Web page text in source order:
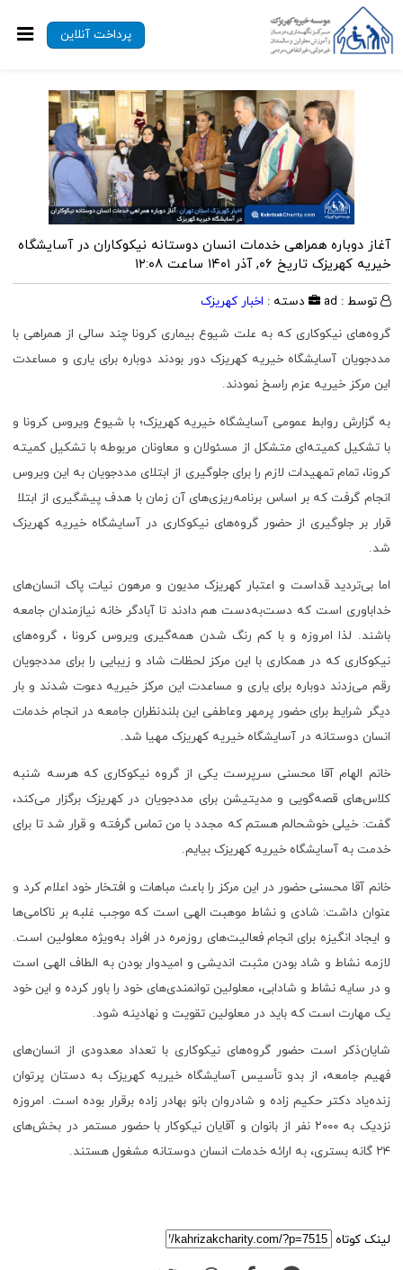
پرداخت آنلاین
آغاز دوباره همراهی خدمات انسان دوستانه نیکوکاران در آسایشگاه
خیریه کهریزکتاریخ ۰۶, آذر ۱۴۰۱ ساعت ۱۲:۰۸
توسط : ad دسته : اخبار کهریزک
گروه‌های نیکوکاری که به علت شیوع بیماری کرونا چند سالی از همراهی با
مددجویان آسایشگاه خیریه کهریزک دور بودند دوباره برای یاری و مساعدت
این مرکز خیریه عزم راسخ نمودند.
به گزارش روابط عمومی آسایشگاه خیریه کهریزک؛ با شیوع ویروس کرونا و
با تشکیل کمیته‌ای متشکل از مسئولان و معاونان مربوطه با تشکیل کمیته
کرونا، تمام تمهیدات لازم را برای جلوگیری از ابتلای مددجویان به این ویروس
انجام گرفت که بر اساس برنامه‌ریزی‌های آن زمان با هدف پیشگیری از ابتلا
قرار بر جلوگیری از حضور گروه‌های نیکوکاری در آسایشگاه خیریه کهریزک
شد.
اما بی‌تردید قداست و اعتبار کهریزک مدیون و مرهون نیات پاک انسان‌های
خداباوری است که دست‌به‌دست هم دادند تا آبادگر خانه نیازمندان جامعه
باشند. لذا امروزه و با کم رنگ شدن همه‌گیری ویروس کرونا ، گروه‌های
نیکوکاری که در همکاری با این مرکز لحظات شاد و زیبایی را برای مددجویان
رقم می‌زدند دوباره برای یاری و مساعدت این مرکز خیریه دعوت شدند و بار
دیگر شرایط برای حضور پرمهر وعاطفی این بلندنظران جامعه در انجام خدمات
انسان دوستانه در آسایشگاه خیریه کهریزک مهیا شد.
خانم الهام آقا محسنی سرپرست یکی از گروه نیکوکاری که هرسه شنبه
کلاس‌های قصه‌گویی و مدیتیشن برای مددجویان در کهریزک برگزار می‌کند،
گفت: خیلی خوشحالم هستم که مجدد با من تماس گرفته و قرار شد تا برای
خدمت به آسایشگاه خیریه کهریزک بیایم.
خانم آقا محسنی حضور در این مرکز را باعث مباهات و افتخار خود اعلام کرد و
عنوان داشت: شادی و نشاط موهبت الهی است که موجب غلبه بر ناکامی‌ها
و ایجاد انگیزه برای انجام فعالیت‌های روزمره در افراد به‌ویژه معلولین است.
لازمه نشاط و شاد بودن مثبت اندیشی و امیدوار بودن به الطاف الهی است
و در سایه نشاط و شادابی، معلولین توانمندی‌های خود را باور کرده و این خود
یک مهارت است که باید در معلولین تقویت و نهادینه شود.
شایان‌ذکر است حضور گروه‌های نیکوکاری با تعداد معدودی از انسان‌های
فهیم جامعه، از بدو تأسیس آسایشگاه خیریه کهریزک به دستان پرتوان
زنده‌یاد دکتر حکیم زاده و شادروان بانو بهادر زاده برقرار بوده است. امروزه
نزدیک به ۲۰۰۰ نفر از بانوان و آقایان نیکوکار با حضور مستمر در بخش‌های
۲۴ گانه بستری، به ارائه خدمات انسان دوستانه مشغول هستند.
لینک کوتاه